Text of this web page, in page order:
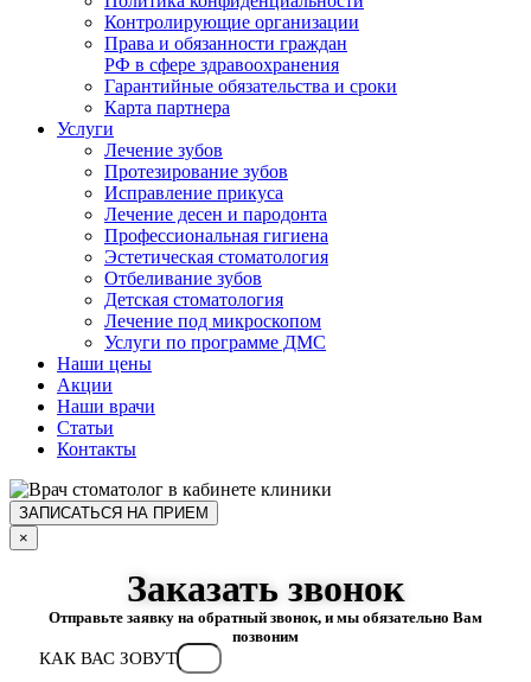
Контролирующие организации
Права и обязанности граждан
РФ в сфере здравоохранения
Гарантийные обязательства и сроки
Карта партнера
Услуги
Лечение зубов
Протезирование зубов
Исправление прикуса
Лечение десен и пародонта
Профессиональная гигиена
Эстетическая стоматология
Отбеливание зубов
Детская стоматология
Лечение под микроскопом
Услуги по программе ДМС
Наши цены
Акции
Наши врачи
Статьи
Контакты
ЗАПИСАТЬСЯ НА ПРИЕМ
×
Заказать звонок
Отправьте заявку на обратный звонок, и мы обязательно Вам
позвоним
КАК ВАС ЗОВУТ